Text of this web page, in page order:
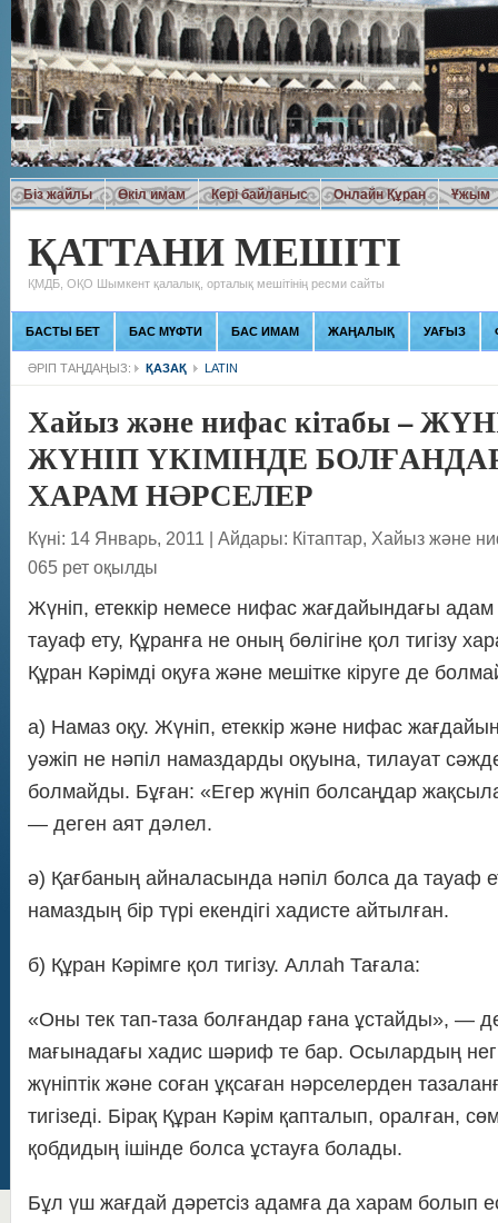
Біз жайлы Өкіл имам Кері байланыс Онлайн Құран Ұжым
ҚАТТАНИ МЕШІТІ
ҚМДБ, ОҚО Шымкент қалалық, орталық мешітінің ресми сайты
БАСТЫ БЕТ БАС МҮФТИ БАС ИМАМ ЖАҢАЛЫҚ УАҒЫЗ
ӘРІП ТАҢДАҢЫЗ: ҚАЗАҚ LATIN
Хайыз және нифас кітабы –
ЖҮНІП ҮКІМІНДЕ
ХАРАМ НӘРСЕЛЕР
Күні: 14 Январь, 2011 | Айдары: Кітаптар, Хайыз және
065 рет оқылды
Жүніп, етеккір немесе нифас жағдайындағы адам
тауаф ету, Құранға не оның бөлігіне қол тигізу
Құран Кәрімді оқуға және мешітке кіруге де
а) Намаз оқу. Жүніп, етеккір және нифас
уәжіп не нәпіл намаздарды оқуына, тилауат
болмайды. Бұған: «Егер жүніп болсаңдар
— деген аят дәлел.
ә) Қағбаның айналасында нәпіл болса да тауаф
намаздың бір түрі екендігі хадисте айтылған.
б) Құран Кәрімге қол тигізу. Аллаһ Тағала:
«Оны тек тап-таза болғандар ғана ұстайды», —
мағынадағы хадис шәриф те бар. Осылардың
жүніптік және соған ұқсаған нәрселерден
тигізеді. Бірақ Құран Кәрім қапталып, оралған,
қобдидың ішінде болса ұстауға болады.
Бұл үш жағдай дәретсіз адамға да харам болып